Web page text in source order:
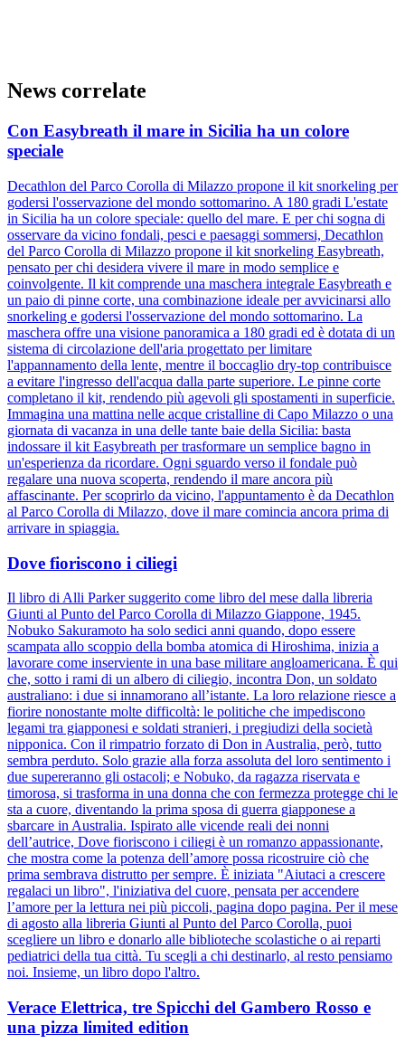
News correlate
Con Easybreath il mare in Sicilia ha un colore
speciale
Decathlon del Parco Corolla di Milazzo propone il kit snorkeling per
godersi l'osservazione del mondo sottomarino. A 180 gradi L'estate
in Sicilia ha un colore speciale: quello del mare. E per chi sogna di
osservare da vicino fondali, pesci e paesaggi sommersi, Decathlon
del Parco Corolla di Milazzo propone il kit snorkeling Easybreath,
pensato per chi desidera vivere il mare in modo semplice e
coinvolgente. Il kit comprende una maschera integrale Easybreath e
un paio di pinne corte, una combinazione ideale per avvicinarsi allo
snorkeling e godersi l'osservazione del mondo sottomarino. La
maschera offre una visione panoramica a 180 gradi ed è dotata di un
sistema di circolazione dell'aria progettato per limitare
l'appannamento della lente, mentre il boccaglio dry-top contribuisce
a evitare l'ingresso dell'acqua dalla parte superiore. Le pinne corte
completano il kit, rendendo più agevoli gli spostamenti in superficie.
Immagina una mattina nelle acque cristalline di Capo Milazzo o una
giornata di vacanza in una delle tante baie della Sicilia: basta
indossare il kit Easybreath per trasformare un semplice bagno in
un'esperienza da ricordare. Ogni sguardo verso il fondale può
regalare una nuova scoperta, rendendo il mare ancora più
affascinante. Per scoprirlo da vicino, l'appuntamento è da Decathlon
al Parco Corolla di Milazzo, dove il mare comincia ancora prima di
arrivare in spiaggia.
Dove fioriscono i ciliegi
Il libro di Alli Parker suggerito come libro del mese dalla libreria
Giunti al Punto del Parco Corolla di Milazzo Giappone, 1945.
Nobuko Sakuramoto ha solo sedici anni quando, dopo essere
scampata allo scoppio della bomba atomica di Hiroshima, inizia a
lavorare come inserviente in una base militare angloamericana. È qui
che, sotto i rami di un albero di ciliegio, incontra Don, un soldato
australiano: i due si innamorano all’istante. La loro relazione riesce a
fiorire nonostante molte difficoltà: le politiche che impediscono
legami tra giapponesi e soldati stranieri, i pregiudizi della società
nipponica. Con il rimpatrio forzato di Don in Australia, però, tutto
sembra perduto. Solo grazie alla forza assoluta del loro sentimento i
due supereranno gli ostacoli; e Nobuko, da ragazza riservata e
timorosa, si trasforma in una donna che con fermezza protegge chi le
sta a cuore, diventando la prima sposa di guerra giapponese a
sbarcare in Australia. Ispirato alle vicende reali dei nonni
dell’autrice, Dove fioriscono i ciliegi è un romanzo appassionante,
che mostra come la potenza dell’amore possa ricostruire ciò che
prima sembrava distrutto per sempre. È iniziata "Aiutaci a crescere
regalaci un libro", l'iniziativa del cuore, pensata per accendere
l’amore per la lettura nei più piccoli, pagina dopo pagina. Per il mese
di agosto alla libreria Giunti al Punto del Parco Corolla, puoi
scegliere un libro e donarlo alle biblioteche scolastiche o ai reparti
pediatrici della tua città. Tu scegli a chi destinarlo, al resto pensiamo
noi. Insieme, un libro dopo l'altro.
Verace Elettrica, tre Spicchi del Gambero Rosso e
una pizza limited edition